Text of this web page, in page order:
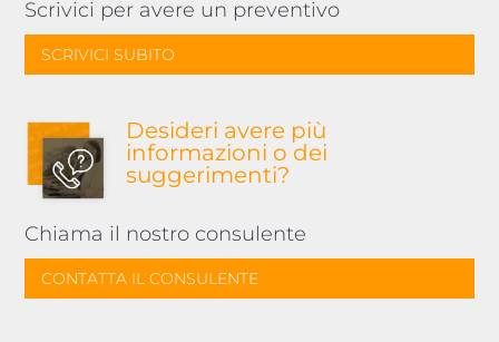
Scrivici per avere un preventivo
SCRIVICI SUBITO
Desideri avere più
informazioni o dei
suggerimenti?
Chiama il nostro consulente
CONTATTA IL CONSULENTE